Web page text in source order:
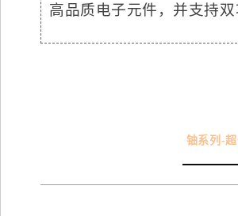
高品质电子元件，并支持双
铀系列-